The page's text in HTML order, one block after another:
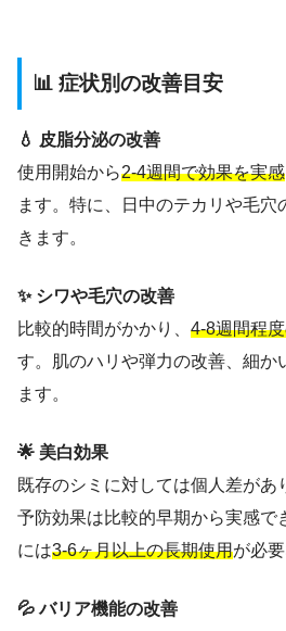
📊 症状別の改善目安
💧 皮脂分泌の改善
使用開始から2-4週間で効果を実感
ます。特に、日中のテカリや毛
きます。
✨ シワや毛穴の改善
比較的時間がかかり、 4-8週間程
す。肌のハリや弾力の改善、細か
ます。
🌟 美白効果
既存のシミに対しては個人差があ
予防効果は比較的早期から実感で
には3-6ヶ月以上の長期使用が必
💦 バリア機能の改善